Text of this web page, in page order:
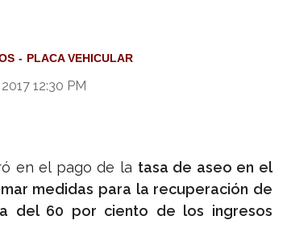
PLACA VEHICULAR
12:30 PM
en el pago de la tasa de aseo en el
medidas para la recuperación de
del 60 por ciento de los ingresos